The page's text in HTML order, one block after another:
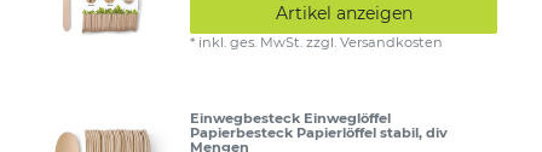
Artikel anzeigen
* inkl. ges. MwSt. zzgl.Versandkosten
Einwegbesteck Einweglöffel
Papierbesteck Papierlöffel stabil, div
Mengen